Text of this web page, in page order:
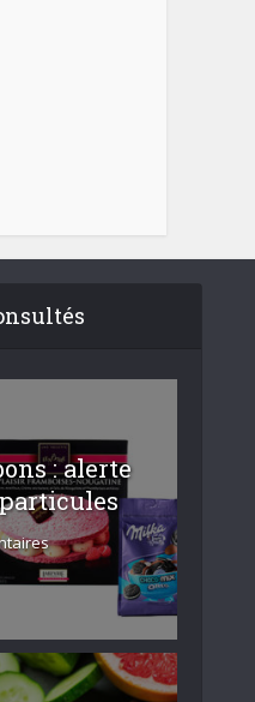
: alerte